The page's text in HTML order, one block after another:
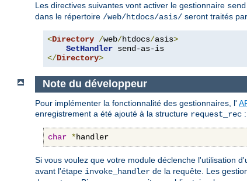
Les directives suivantes vont activer le gestionnaire
dans le répertoire /web/htdocs/asis/ seront traités
<Directory /web/htdocs/asis>
SetHandler
</Directory>
Note du développeur
Pour implémenter la fonctionnalité des gestionnaires, l'
enregistrement a été ajouté à la structure request_rec :
char *handler
Si vous voulez que votre module déclenche l'utilisation
avant l'étape invoke_handler de la requête. Les